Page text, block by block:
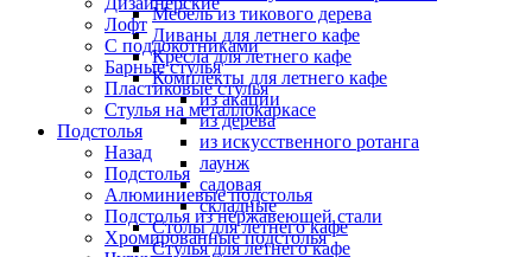
Мебель из тикового дерева
Диваны для летнего кафе
Кресла для летнего кафе
Комплекты для летнего кафе
из акации
из дерева
из искусственного ротанга
лаунж
садовая
складные
Столы для летнего кафе
Стулья для летнего кафе
Лофт
С подлокотниками
Барные стулья
Пластиковые стулья
Стулья на металлокаркасе
Подстолья
Назад
Подстолья
Алюминиевые подстолья
Подстолья из нержавеющей стали
Хромированные подстолья